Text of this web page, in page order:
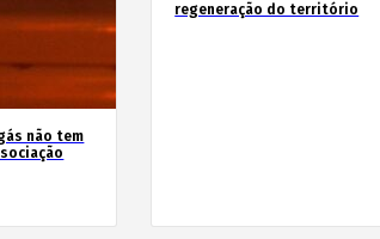
não tem
regeneração do território